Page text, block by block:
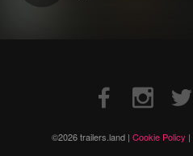
©2026 trailers.land | Cookie Policy |